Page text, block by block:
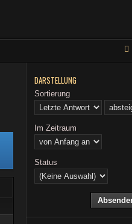
DARSTELLUNG
Sortierung
Im Zeitraum
Status